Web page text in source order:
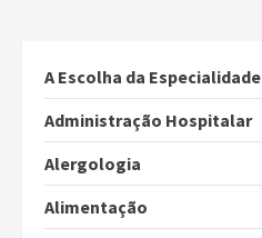
A Escolha da Especialidade
Administração Hospitalar
Alergologia
Alimentação